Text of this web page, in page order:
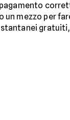
un mezzo per